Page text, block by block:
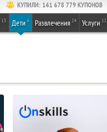
КУПИЛИ: 141 678 779 КУПОНОВ
13 Дети 6 Развлечения 24 Услуги 12